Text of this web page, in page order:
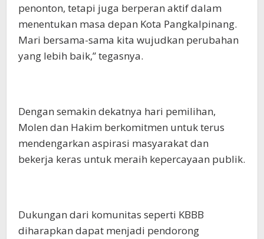
penonton, tetapi juga berperan aktif dalam
menentukan masa depan Kota Pangkalpinang.
Mari bersama-sama kita wujudkan perubahan
yang lebih baik,” tegasnya.
Dengan semakin dekatnya hari pemilihan,
Molen dan Hakim berkomitmen untuk terus
mendengarkan aspirasi masyarakat dan
bekerja keras untuk meraih kepercayaan publik.
Dukungan dari komunitas seperti KBBB
diharapkan dapat menjadi pendorong